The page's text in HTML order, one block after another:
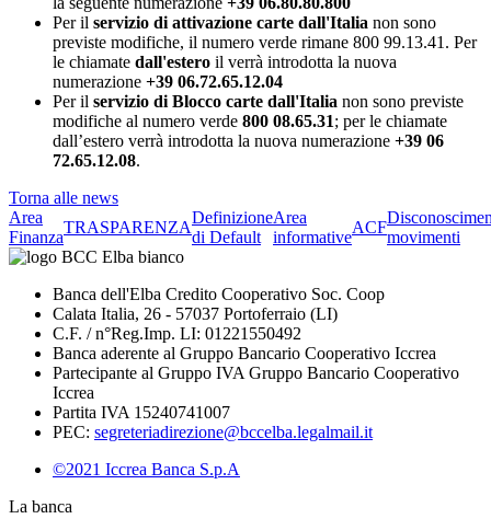
Per il servizio di attivazione carte dall'Italia non sono
previste modifiche, il numero verde rimane 800 99.13.41. Per
le chiamate dall'estero il verrà introdotta la nuova
numerazione +39 06.72.65.12.04
Per il servizio di Blocco carte dall'Italia non sono previste
modifiche al numero verde 800 08.65.31; per le chiamate
dall’estero verrà introdotta la nuova numerazione +39 06
72.65.12.08.
Torna alle news
Area
Finanza
TRASPARENZA
Definizione
di Default
Area
informative
ACF
movimenti
Banca dell'Elba Credito Cooperativo Soc. Coop
Calata Italia, 26 - 57037 Portoferraio (LI)
C.F. / n°Reg.Imp. LI: 01221550492
Banca aderente al Gruppo Bancario Cooperativo Iccrea
Partecipante al Gruppo IVA Gruppo Bancario Cooperativo
Iccrea
Partita IVA 15240741007
PEC: segreteriadirezione@bccelba.legalmail.it
©2021 Iccrea Banca S.p.A
La banca